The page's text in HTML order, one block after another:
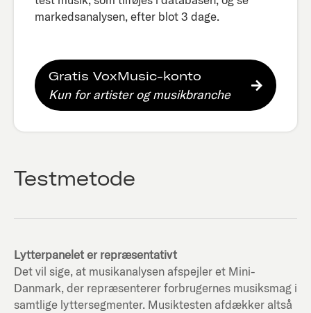
markedsanalysen, efter blot 3 dage.​
Gratis VoxMusic-konto
Kun for artister og musikbranche
Testmetode
Lytterpanelet er repræsentativt
Det vil sige, at musikanalysen afspejler et Mini-
Danmark, der repræsenterer forbrugernes musiksmag i
samtlige lyttersegmenter. Musiktesten afdækker altså